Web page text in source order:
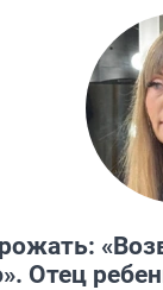
арестованы
не
деньги со
Отец